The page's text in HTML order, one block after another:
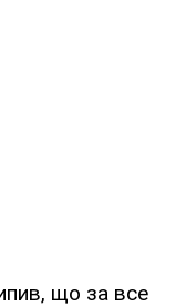
що за все